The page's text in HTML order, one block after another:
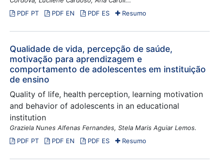
PDF PT
PDF EN PDF ES Resumo
Qualidade de vida, percepção de saúde,
motivação para aprendizagem e
comportamento de adolescentes em instituição
de ensino
Quality of life, health perception, learning motivation
and behavior of adolescents in an educational
institution
Graziela Nunes Alfenas Fernandes, Stela Maris Aguiar Lemos.
PDF PT
PDF EN PDF ES Resumo